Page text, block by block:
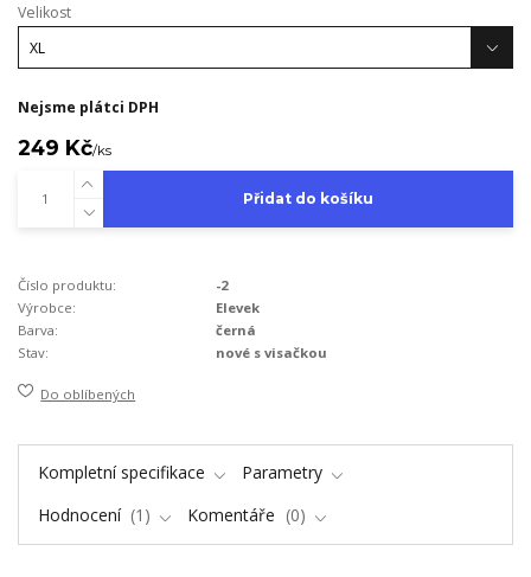
Velikost
Nejsme plátci DPH
249 Kč/ks
Přidat do košíku
Číslo produktu:
-2
Výrobce:
Elevek
Barva:
černá
Stav:
nové s visačkou
Do oblíbených
Kompletní specifikace
Parametry
Hodnocení
1 Komentáře 0